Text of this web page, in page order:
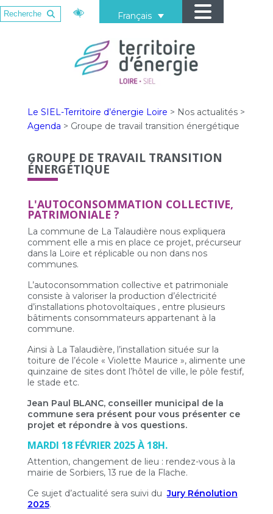
Français
Le SIEL-Territoire d’énergie Loire > Nos actualités>
Agenda > Groupe de travail transition énergétique
GROUPE DE TRAVAIL TRANSITION
ÉNERGÉTIQUE
L'AUTOCONSOMMATION COLLECTIVE,
PATRIMONIALE ?
La commune de La Talaudière nous expliquera
comment elle a mis en place ce projet, précurseur
dans la Loire et réplicable ou non dans nos
communes.
L’autoconsommation collective et patrimoniale
consiste à valoriser la production d’électricité
d’installations photovoltaïques , entre plusieurs
bâtiments consommateurs appartenant à la
commune.
Ainsi à La Talaudière, l’installation située sur la
toiture de l’école « Violette Maurice », alimente une
quinzaine de sites dont l’hôtel de ville, le pôle festif,
le stade etc.
Jean Paul BLANC, conseiller municipal de la
commune sera présent pour vous présenter ce
projet et répondre à vos questions.
MARDI 18 FÉVRIER 2025 À 18H.
Attention, changement de lieu : rendez-vous à la
mairie de Sorbiers, 13 rue de la Flache.
Ce sujet d’actualité sera suivi du Jury Rénolution
2025.